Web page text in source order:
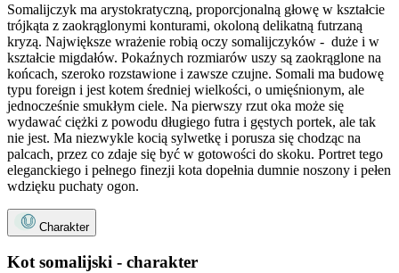
Somalijczyk ma arystokratyczną, proporcjonalną głowę w kształcie
trójkąta z zaokrąglonymi konturami, okoloną delikatną futrzaną
kryzą. Największe wrażenie robią oczy somalijczyków - duże i w
kształcie migdałów. Pokaźnych rozmiarów uszy są zaokrąglone na
końcach, szeroko rozstawione i zawsze czujne. Somali ma budowę
typu foreign i jest kotem średniej wielkości, o umięśnionym, ale
jednocześnie smukłym ciele. Na pierwszy rzut oka może się
wydawać ciężki z powodu długiego futra i gęstych portek, ale tak
nie jest. Ma niezwykle kocią sylwetkę i porusza się chodząc na
palcach, przez co zdaje się być w gotowości do skoku. Portret tego
eleganckiego i pełnego finezji kota dopełnia dumnie noszony i pełen
wdzięku puchaty ogon.
Charakter
Kot somalijski - charakter